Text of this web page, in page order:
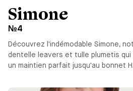
Simone
№4
Découvrez l'indémodable Simone,
dentelle leavers et tulle plumetis
un maintien parfait jusqu'au bonnet H.